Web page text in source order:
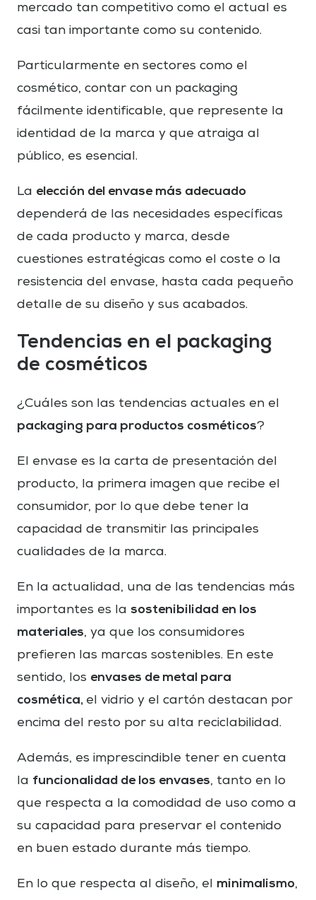
mercado tan competitivo como el actual es
casi tan importante como su contenido.
Particularmente en sectores como el
cosmético, contar con un packaging
fácilmente identificable, que represente la
identidad de la marca y que atraiga al
público, es esencial.
La elección del envase más adecuado
dependerá de las necesidades específicas
de cada producto y marca, desde
cuestiones estratégicas como el coste o la
resistencia del envase, hasta cada pequeño
detalle de su diseño y sus acabados.
Tendencias en el packaging
de cosméticos
¿Cuáles son las tendencias actuales en el
packaging para productos cosméticos?
El envase es la carta de presentación del
producto, la primera imagen que recibe el
consumidor, por lo que debe tener la
capacidad de transmitir las principales
cualidades de la marca.
En la actualidad, una de las tendencias más
importantes es la sostenibilidad en los
materiales, ya que los consumidores
prefieren las marcas sostenibles. En este
sentido, los envases de metal para
cosmética, el vidrio y el cartón destacan por
encima del resto por su alta reciclabilidad.
Además, es imprescindible tener en cuenta
la funcionalidad de los envases, tanto en lo
que respecta a la comodidad de uso como a
su capacidad para preservar el contenido
en buen estado durante más tiempo.
En lo que respecta al diseño, el minimalismo,